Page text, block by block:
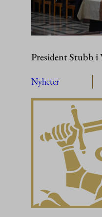
President Stubb i
Nyheter